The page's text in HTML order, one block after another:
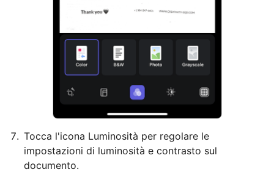
Tocca l'icona Luminosità per regolare le
impostazioni di luminosità e contrasto sul
documento.